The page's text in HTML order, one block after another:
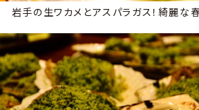
岩手の生ワカメとアスパラガス！綺麗な